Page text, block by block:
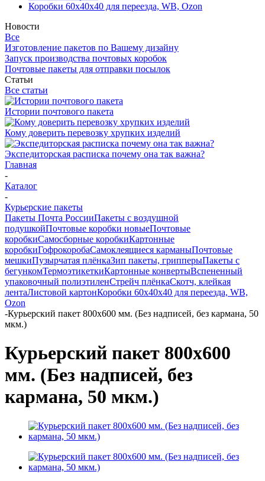
Коробки 60х40х40 для переезда, WB, Ozon
Новости
Все
Изготовление пакетов по Вашему дизайну
Запуск производства почтовых коробок
Почтовые пакеты для отправки посылок
Статьи
Все статьи
Истории почтового пакета
Кому доверить перевозку хрупких изделий
Экспедиторская расписка почему она так важна?
Главная
-
Каталог
-
Курьерские пакеты
Пакеты Почта РоссииПакеты с воздушной
подушкойПочтовые коробки новыеПочтовые
коробкиСамосборные коробкиКартонные
коробкиГофрокоробаСамоклеящиеся карманыПочтовые
мешкиПузырчатая плёнкаЗип пакеты, грипперыПакеты с
бегункомТермоэтикеткиКартонные конвертыВспененный
упаковочный полиэтиленСтрейч плёнкаСкотч, клейкая
лентаЛистовой картонКоробки 60х40х40 для переезда, WB,
Ozon
-Курьерский пакет 800х600 мм. (Без надписей, без кармана, 50
мкм.)
Курьерский пакет 800х600
мм. (Без надписей, без
кармана, 50 мкм.)